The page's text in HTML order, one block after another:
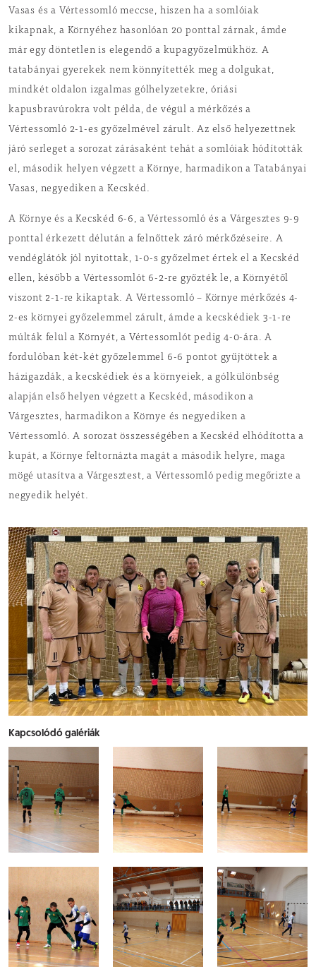
Vasas és a Vértessomló meccse, hiszen ha a somlóiak
kikapnak, a Környéhez hasonlóan 20 ponttal zárnak, ámde
már egy döntetlen is elegendő a kupagyőzelmükhöz. A
tatabányai gyerekek nem könnyítették meg a dolgukat,
mindkét oldalon izgalmas gólhelyzetekre, óriási
kapusbravúrokra volt példa, de végül a mérkőzés a
Vértessomló 2-1-es győzelmével zárult. Az első helyezettnek
járó serleget a sorozat zárásaként tehát a somlóiak hódították
el, második helyen végzett a Környe, harmadikon a Tatabányai
Vasas, negyediken a Kecskéd.
A Környe és a Kecskéd 6-6, a Vértessomló és a Várgesztes 9-9
ponttal érkezett délután a felnőttek záró mérkőzéseire. A
vendéglátók jól nyitottak, 1-0-s győzelmet értek el a Kecskéd
ellen, később a Vértessomlót 6-2-re győzték le, a Környétől
viszont 2-1-re kikaptak. A Vértessomló – Környe mérkőzés 4-
2-es környei győzelemmel zárult, ámde a kecskédiek 3-1-re
múlták felül a Környét, a Vértessomlót pedig 4-0-ára. A
fordulóban két-két győzelemmel 6-6 pontot gyűjtöttek a
házigazdák, a kecskédiek és a környeiek, a gólkülönbség
alapján első helyen végzett a Kecskéd, másodikon a
Várgesztes, harmadikon a Környe és negyediken a
Vértessomló. A sorozat összességében a Kecskéd elhódította a
kupát, a Környe feltornázta magát a második helyre, maga
mögé utasítva a Várgesztest, a Vértessomló pedig megőrizte a
negyedik helyét.
Kapcsolódó galériák